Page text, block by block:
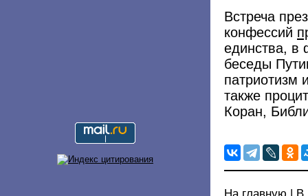
Встреча
конфессий
единства, в
беседы
патриотизм
также
Коран,